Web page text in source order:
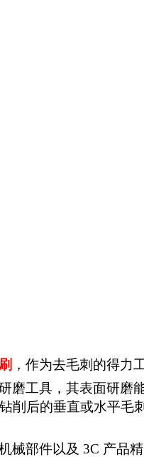
，作为去毛刺的得力
磨工具，其表面研磨
削后的垂直或水平
械部件以及 3C 产品